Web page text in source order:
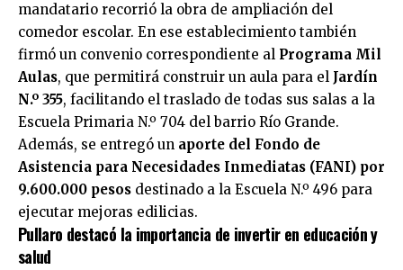
mandatario recorrió la obra de ampliación del
comedor escolar. En ese establecimiento también
firmó un convenio correspondiente al Programa Mil
Aulas, que permitirá construir un aula para el Jardín
N.º 355, facilitando el traslado de todas sus salas a la
Escuela Primaria N.º 704 del barrio Río Grande.
Además, se entregó un aporte del Fondo de
Asistencia para Necesidades Inmediatas (FANI) por
9.600.000 pesos destinado a la Escuela N.º 496 para
ejecutar mejoras edilicias.
Pullaro destacó la importancia de invertir en educación y
salud